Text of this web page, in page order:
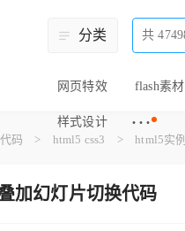
分类
网页特效 flash素材
样式设计 ···
代码 > html5 css3 > html5实例
加幻灯片切换代码